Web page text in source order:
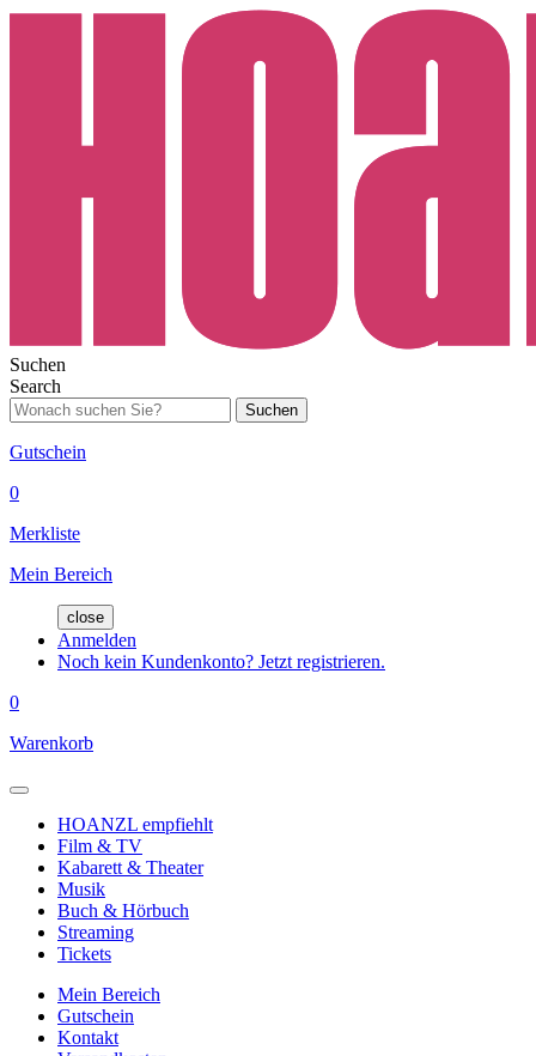
Suchen
Search
Suchen
Gutschein
0
Merkliste
Mein Bereich
close
Anmelden
Noch kein Kundenkonto? Jetzt registrieren.
0
Warenkorb
HOANZL empfiehlt
Film & TV
Kabarett & Theater
Musik
Buch & Hörbuch
Streaming
Tickets
Mein Bereich
Gutschein
Kontakt